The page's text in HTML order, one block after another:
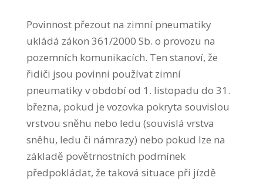
Povinnost přezout na zimní pneumatiky
ukládá zákon 361/2000 Sb. o provozu na
pozemních komunikacích. Ten stanoví, že
řidiči jsou povinni používat zimní
pneumatiky v období od 1. listopadu do 31.
března, pokud je vozovka pokryta souvislou
vrstvou sněhu nebo ledu (souvislá vrstva
sněhu, ledu či námrazy) nebo pokud lze na
základě povětrnostních podmínek
předpokládat, že taková situace při jízdě